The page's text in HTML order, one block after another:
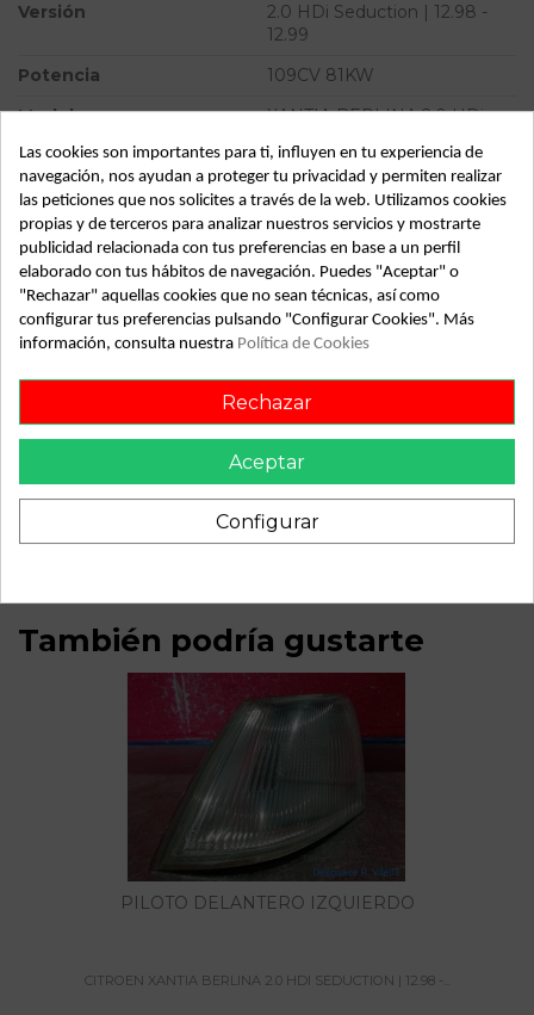
Versión
2.0 HDi Seduction | 12.98 -
12.99
Potencia
109CV 81KW
Modelo
XANTIA BERLINA 2.0 HDi
Almacén
49349
SubAlmacén
383
SubSubAlmacén
100029813
ID: 736957
Fecha disponible: 2022-04-04
Descripción
Recambio de maneta exterior trasera derecha para citroen
xantia berlina 2.0 hdi seduction | 12.98 - 12.99 2.0 hdi
seduction | 12.98 - 12.99 referencia OEM IAM
También podría gustarte
PILOTO DELANTERO IZQUIERDO
CITROEN XANTIA BERLINA 2.0 HDI SEDUCTION | 12.98 -...
Las cookies son importantes para ti, influyen en tu experiencia de
navegación, nos ayudan a proteger tu privacidad y permiten realizar
las peticiones que nos solicites a través de la web. Utilizamos cookies
propias y de terceros para analizar nuestros servicios y mostrarte
publicidad relacionada con tus preferencias en base a un perfil
elaborado con tus hábitos de navegación. Puedes "Aceptar" o
"Rechazar" aquellas cookies que no sean técnicas, así como
configurar tus preferencias pulsando "Configurar Cookies". Más
información, consulta nuestra Política de Cookies
Rechazar
Aceptar
Configurar